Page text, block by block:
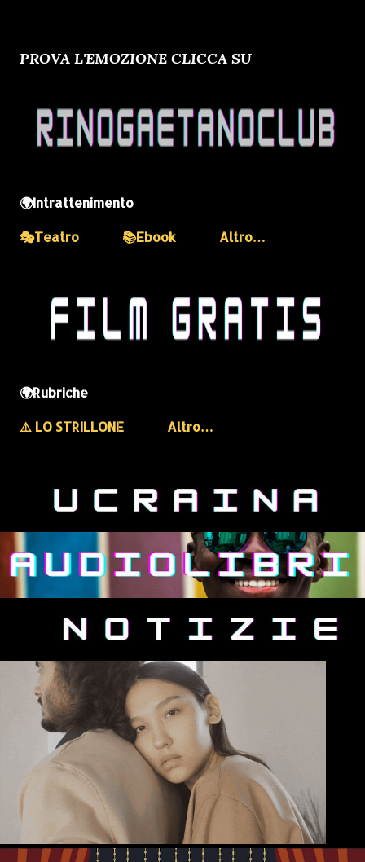
PROVA L'EMOZIONE CLICCA SU
🌍Intrattenimento
🎭Teatro
📚Ebook Altro…
🌍Rubriche
⚠️ LO STRILLONE
Altro…